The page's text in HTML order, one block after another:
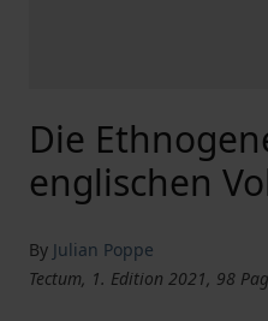
Die
englischen
By Julian Poppe
Tectum, 1. Edition 2021, 98